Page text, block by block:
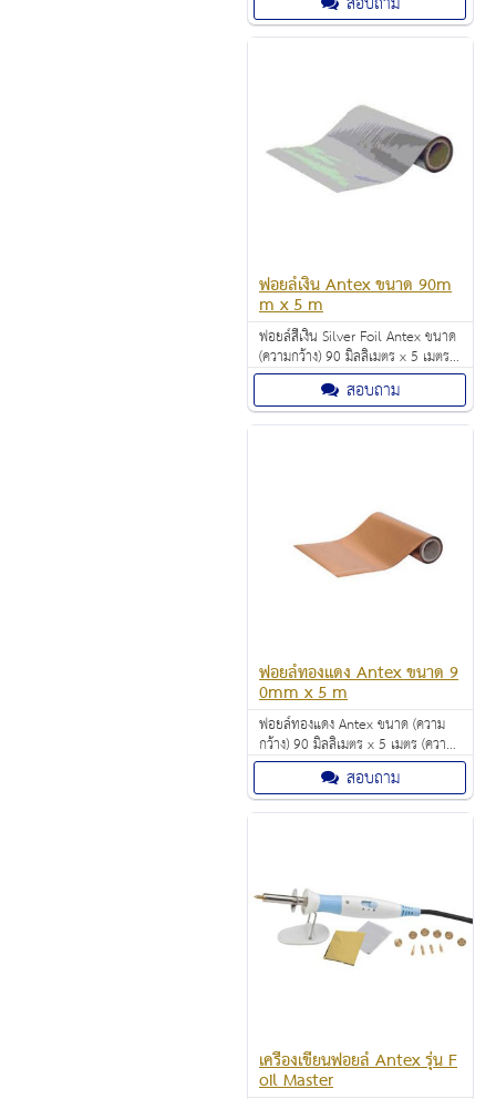
ฟอยล์เงิน Antex ขนาด 90m
m x 5 m
ฟอยล์สีเงิน Silver Foil Antex ขนาด
(ความกว้าง) 90 มิลลิเมตร x 5 เมตร
(ความยาว) ราคา 690 บาท
สอบถาม
ฟอยล์ทองแดง Antex ขนาด 9
0mm x 5 m
ฟอยล์ทองแดง Antex ขนาด (ความ
กว้าง) 90 มิลลิเมตร x 5 เมตร (ความ
ยาว) ราคา 690 บาทสอบถาม
เครื่องเขียนฟอยล์ Antex รุ่น F
oil Master